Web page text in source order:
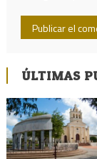
ÚLTIMAS